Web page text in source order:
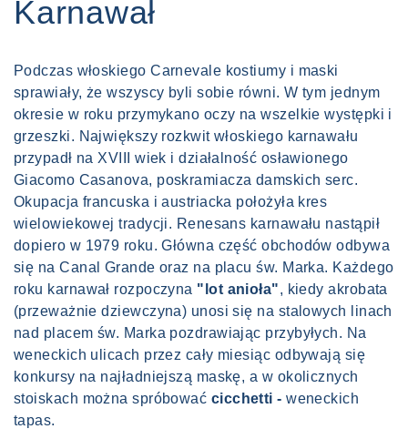
Karnawał
Podczas włoskiego Carnevale kostiumy i maski
sprawiały, że wszyscy byli sobie równi. W tym jednym
okresie w roku przymykano oczy na wszelkie występki i
grzeszki. Największy rozkwit włoskiego karnawału
przypadł na XVIII wiek i działalność osławionego
Giacomo Casanova, poskramiacza damskich serc.
Okupacja francuska i austriacka położyła kres
wielowiekowej tradycji. Renesans karnawału nastąpił
dopiero w 1979 roku. Główna część obchodów odbywa
się na Canal Grande oraz na placu św. Marka. Każdego
roku karnawał rozpoczyna "lot anioła", kiedy akrobata
(przeważnie dziewczyna) unosi się na stalowych linach
nad placem św. Marka pozdrawiając przybyłych. Na
weneckich ulicach przez cały miesiąc odbywają się
konkursy na najładniejszą maskę, a w okolicznych
stoiskach można spróbować cicchetti - weneckich
tapas.